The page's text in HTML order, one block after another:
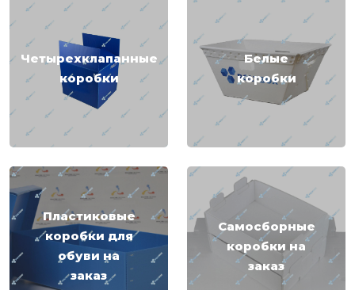
Четырехклапанные
коробки
Белые
коробки
Пластиковые
коробки для
обуви на
заказ
Самосборные
коробки на
заказ